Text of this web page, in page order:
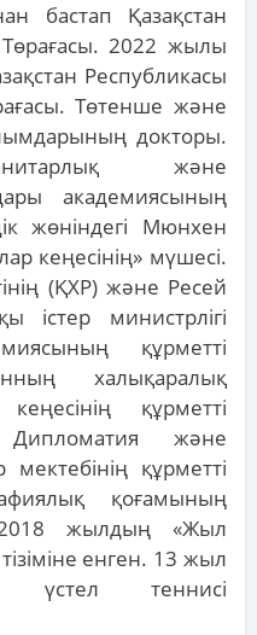
бастап Қазақстан
2022 жылы
Республикасы
Төтенше және
докторы.
және
академиясының
жөніндегі Мюнхен
кеңесінің» мүшесі.
(ҚХР) және Ресей
істер министрлігі
құрметті
халықаралық
құрметті
және
құрметті
қоғамының
жылдың «Жыл
енген. 13 жыл
үстел теннисі